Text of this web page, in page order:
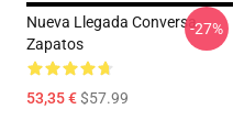
Nueva Llegada Conversa
Zapatos
53,35 €$57.99
-27%